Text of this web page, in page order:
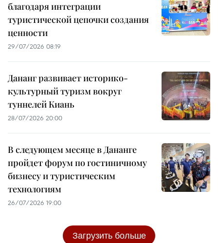
благодаря интеграции
туристической цепочки создания
ценности
29/07/2026 08:19
Дананг развивает историко-
культурный туризм вокруг
туннелей Киань
28/07/2026 20:00
В следующем месяце в Дананге
пройдет форум по гостиничному
бизнесу и туристическим
технологиям
26/07/2026 19:00
Загрузить больше